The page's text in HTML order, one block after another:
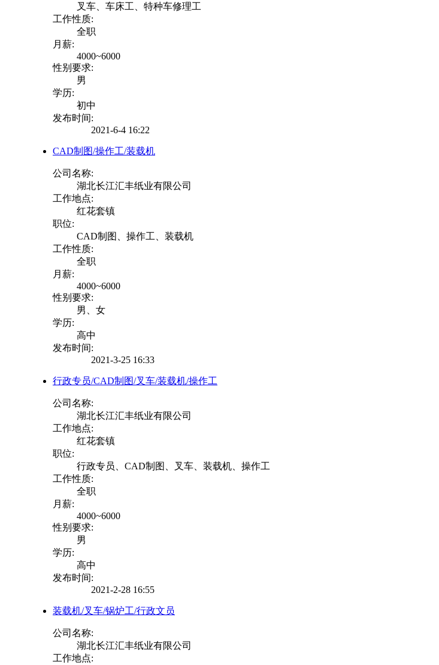
叉车、车床工、特种车修理工
工作性质:
全职
月薪:
4000~6000
性别要求:
男
学历:
初中
发布时间:
2021-6-4 16:22
CAD制图/操作工/装载机
公司名称:
湖北长江汇丰纸业有限公司
工作地点:
红花套镇
职位:
CAD制图、操作工、装载机
工作性质:
全职
月薪:
4000~6000
性别要求:
男、女
学历:
高中
发布时间:
2021-3-25 16:33
行政专员/CAD制图/叉车/装载机/操作工
公司名称:
湖北长江汇丰纸业有限公司
工作地点:
红花套镇
职位:
行政专员、CAD制图、叉车、装载机、操作工
工作性质:
全职
月薪:
4000~6000
性别要求:
男
学历:
高中
发布时间:
2021-2-28 16:55
装载机/叉车/锅炉工/行政文员
公司名称:
湖北长江汇丰纸业有限公司
工作地点: